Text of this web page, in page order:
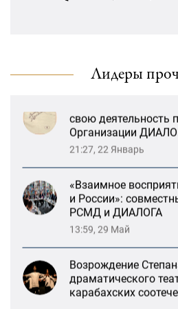
Лидеры
свою деятельность
Организации
«Взаимное
и России»:
13:59, 29 Май
Возрождение
драматического
13:47, 26 Январь